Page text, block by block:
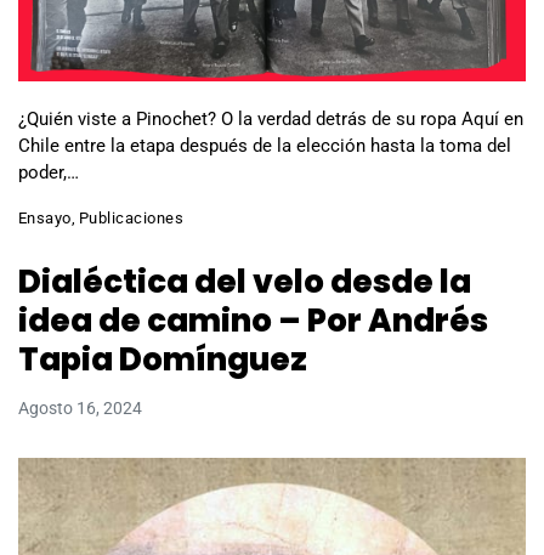
¿Quién viste a Pinochet? O la verdad detrás de su ropa Aquí en
Chile entre la etapa después de la elección hasta la toma del
poder,…
Ensayo Publicaciones
Dialéctica del velo desde la
idea de camino – Por Andrés
Tapia Domínguez
Agosto 16, 2024